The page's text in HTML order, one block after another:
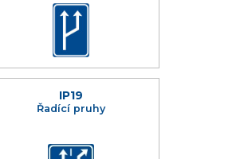
IP19
Řadící pruhy